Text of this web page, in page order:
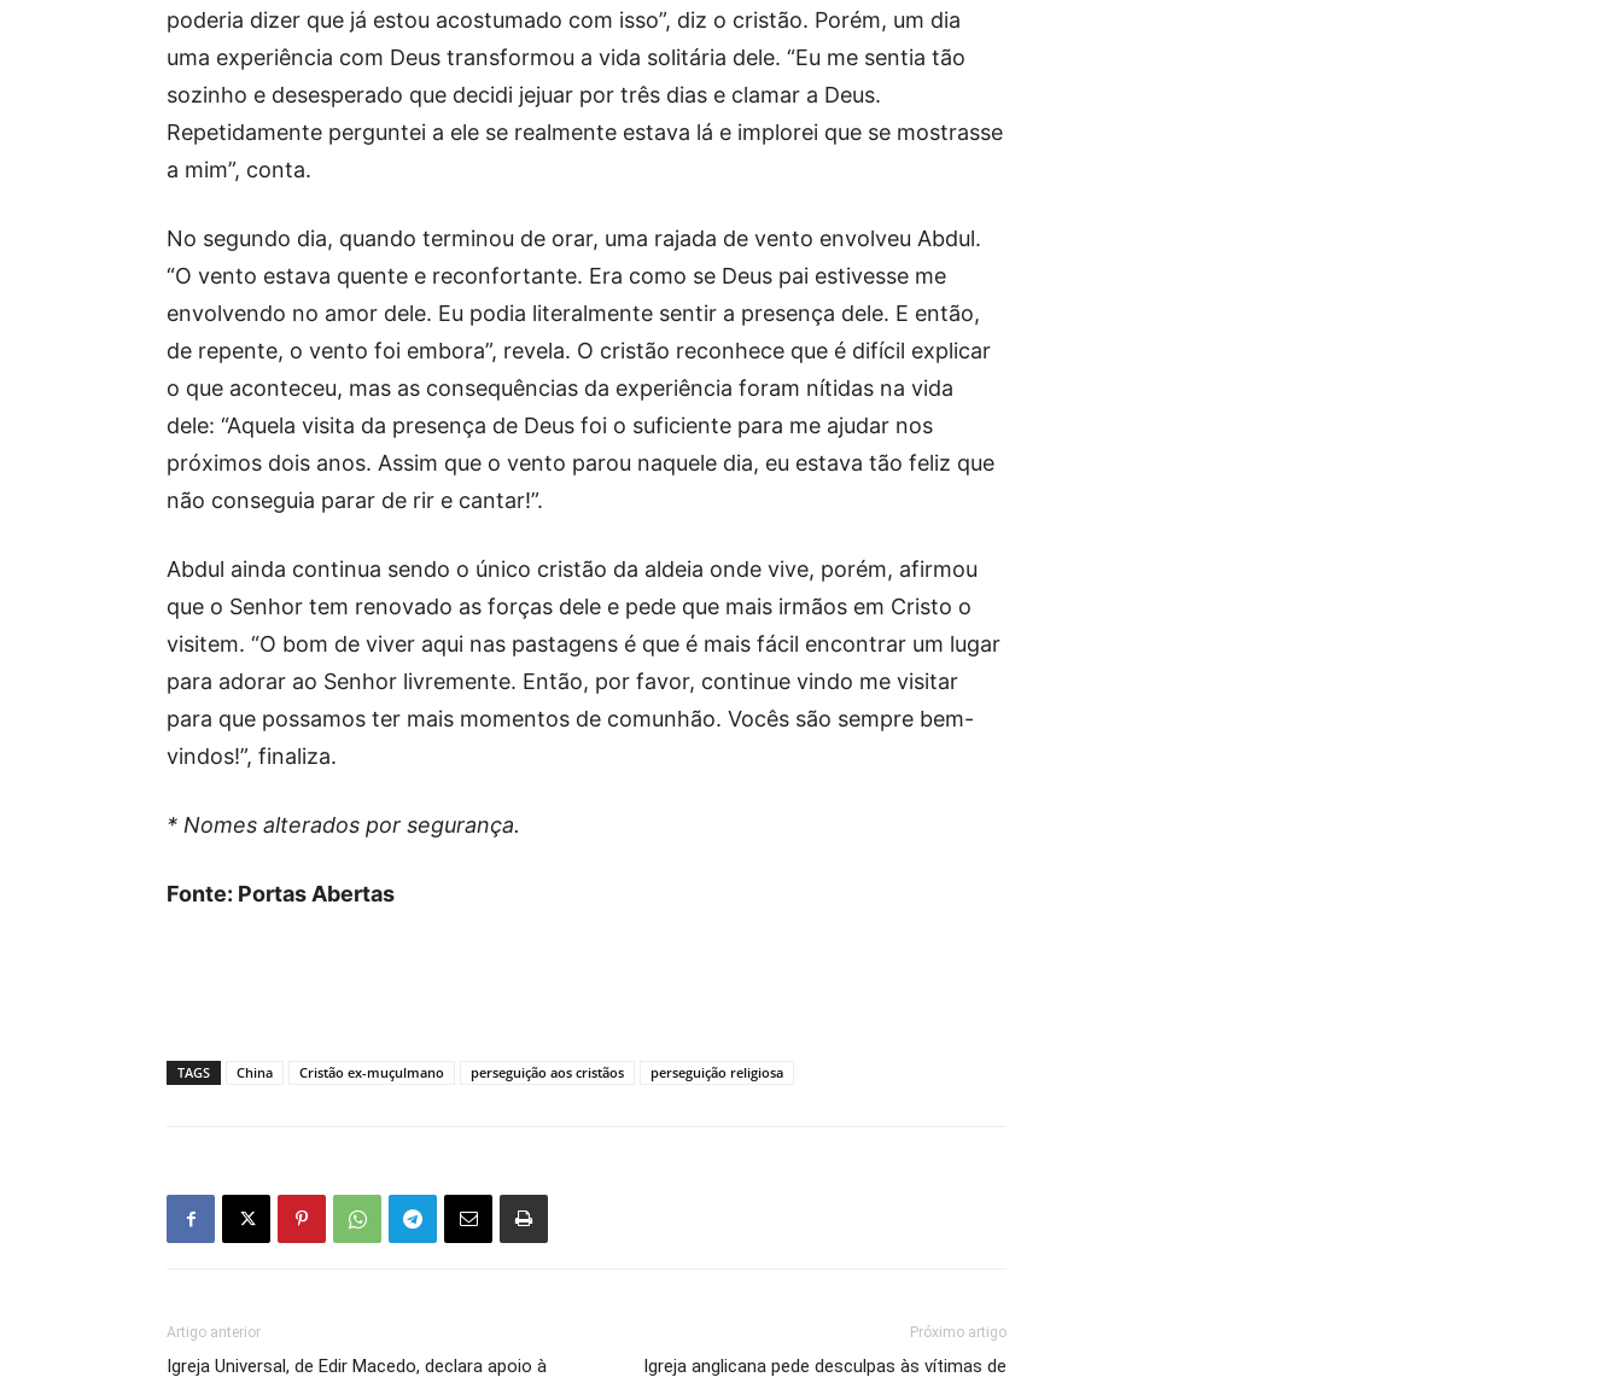
poderia dizer que já estou acostumado com isso”, diz o cristão. Porém, um dia
uma experiência com Deus transformou a vida solitária dele. “Eu me sentia tão
sozinho e desesperado que decidi jejuar por três dias e clamar a Deus.
Repetidamente perguntei a ele se realmente estava lá e implorei que se mostrasse
a mim”, conta.
No segundo dia, quando terminou de orar, uma rajada de vento envolveu Abdul.
“O vento estava quente e reconfortante. Era como se Deus pai estivesse me
envolvendo no amor dele. Eu podia literalmente sentir a presença dele. E então,
de repente, o vento foi embora”, revela. O cristão reconhece que é difícil explicar
o que aconteceu, mas as consequências da experiência foram nítidas na vida
dele: “Aquela visita da presença de Deus foi o suficiente para me ajudar nos
próximos dois anos. Assim que o vento parou naquele dia, eu estava tão feliz que
não conseguia parar de rir e cantar!”.
Abdul ainda continua sendo o único cristão da aldeia onde vive, porém, afirmou
que o Senhor tem renovado as forças dele e pede que mais irmãos em Cristo o
visitem. “O bom de viver aqui nas pastagens é que é mais fácil encontrar um lugar
para adorar ao Senhor livremente. Então, por favor, continue vindo me visitar
para que possamos ter mais momentos de comunhão. Vocês são sempre bem-
vindos!”, finaliza.
* Nomes alterados por segurança.
Fonte: Portas Abertas
TAGS China Cristão ex-muçulmano perseguição aos cristãos perseguição religiosa
Artigo anterior
Igreja Universal, de Edir Macedo, declara apoio à
Próximo artigo
Igreja anglicana pede desculpas às vítimas de